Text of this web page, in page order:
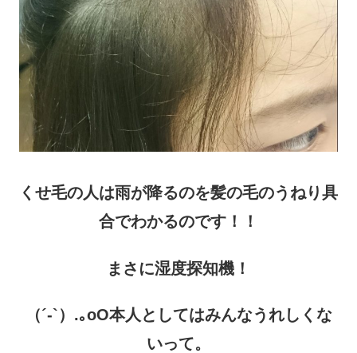
くせ毛の人は雨が降るのを髪の毛のうねり具
合でわかるのです！！
まさに湿度探知機！
（´-`）.｡oO本人としてはみんなうれしくな
いって。